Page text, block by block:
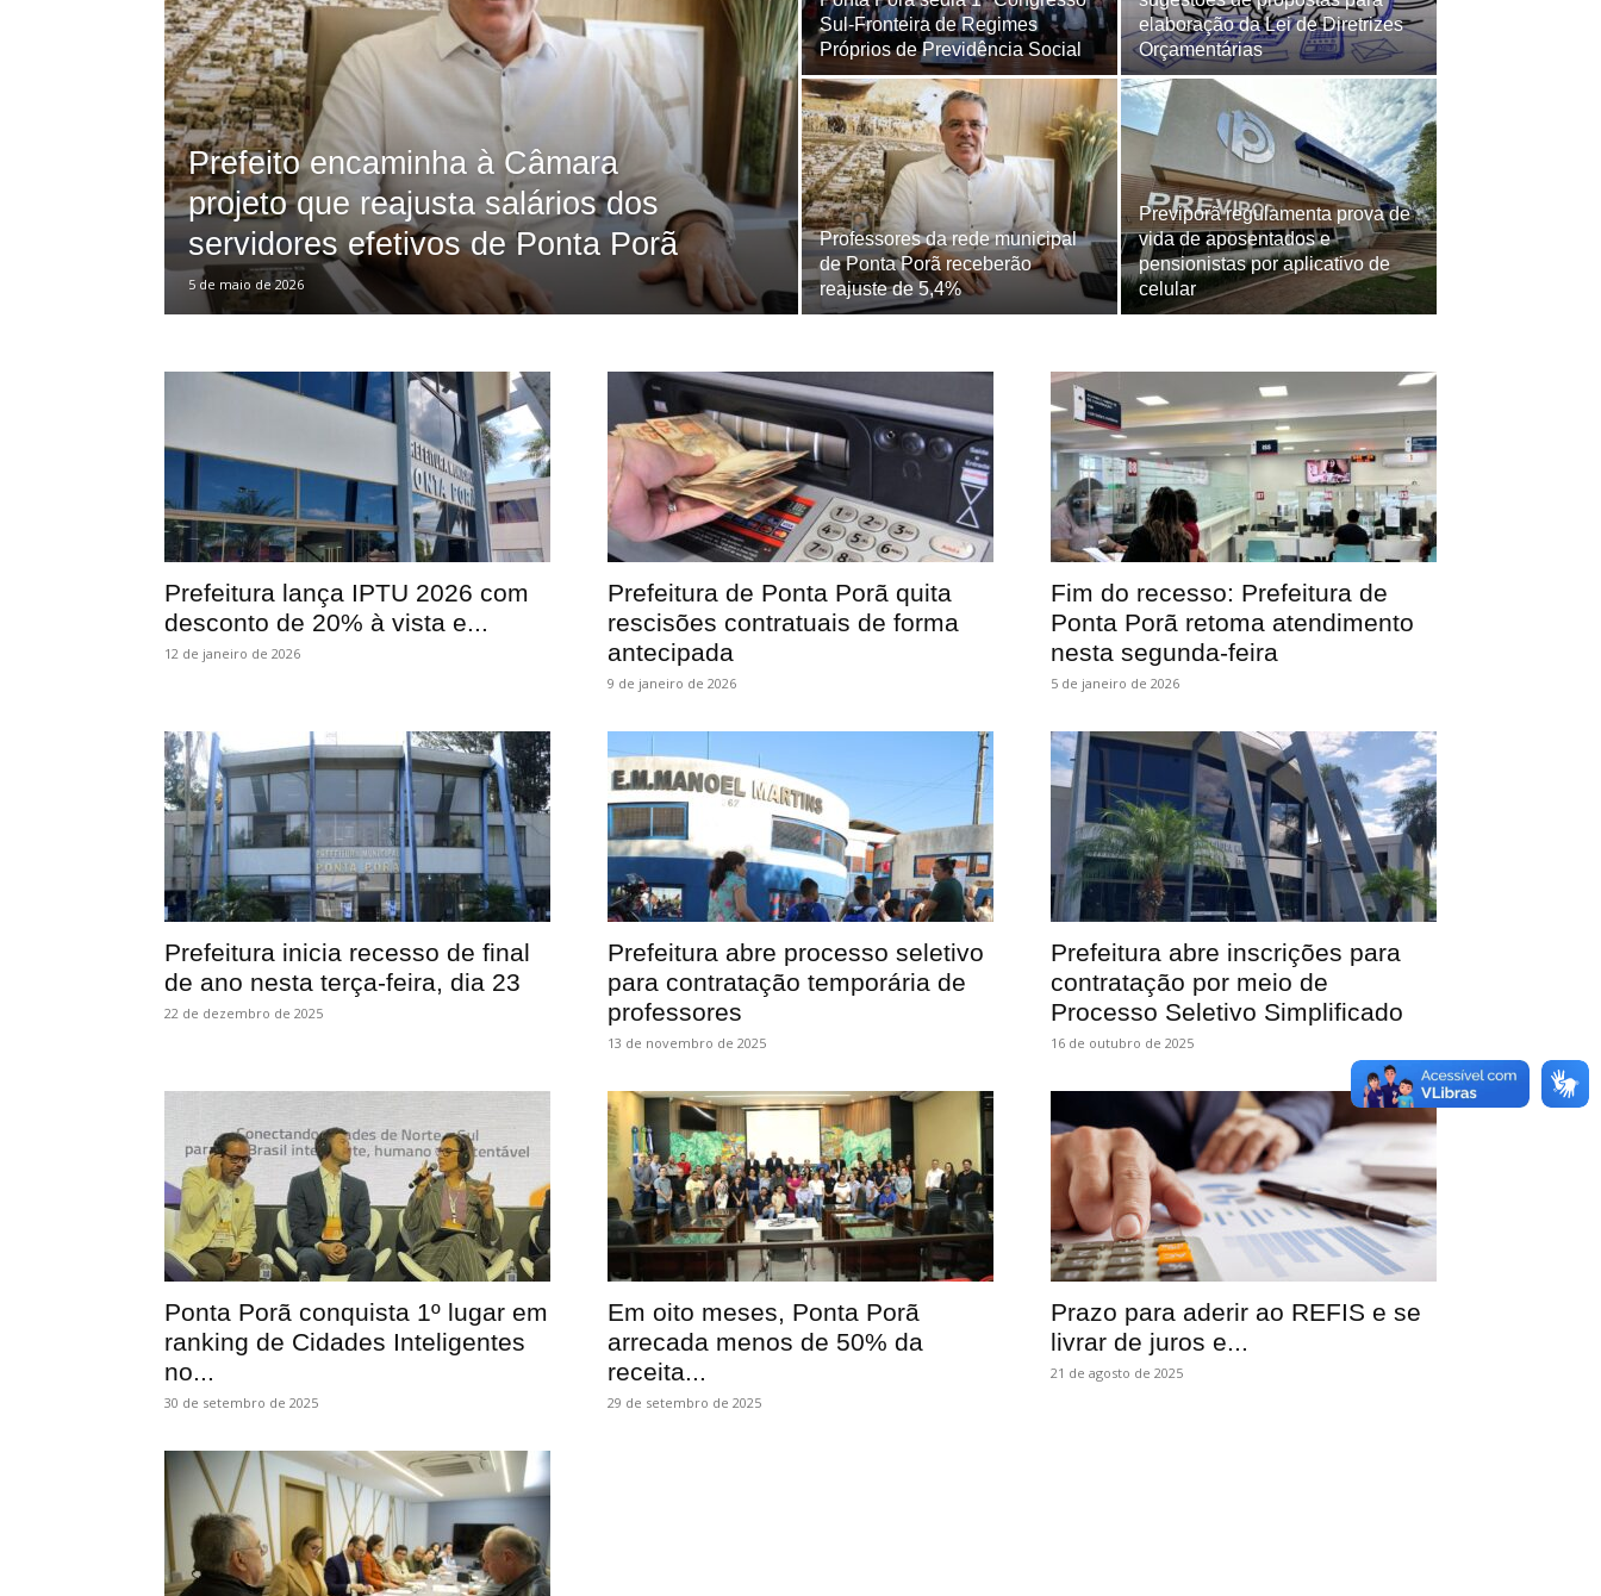
Porã
Prefeito encaminha à Câmara
projeto que reajusta salários dos
servidores efetivos de Ponta Porã
5 de maio de 2026
Sul-Fronteira de Regimes
Próprios de Previdência Social
elaboração da Lei de Diretrizes
Orçamentárias
Professores da rede municipal
de Ponta Porã receberão
reajuste de 5,4%
Previporã regulamenta prova de
vida de aposentados e
pensionistas por aplicativo de
celular
Prefeitura lança IPTU 2026 com
desconto de 20% à vista e...
12 de janeiro de 2026
Prefeitura de Ponta Porã quita
rescisões contratuais de forma
antecipada
9 de janeiro de 2026
Fim do recesso: Prefeitura de
Ponta Porã retoma atendimento
nesta segunda-feira
5 de janeiro de 2026
Prefeitura inicia recesso de final
de ano nesta terça-feira, dia 23
22 de dezembro de 2025
Prefeitura abre processo seletivo
para contratação temporária de
professores
13 de novembro de 2025
Prefeitura abre inscrições para
contratação por meio de
Processo Seletivo Simplificado
16 de outubro de 2025
Ponta Porã conquista 1º lugar em
ranking de Cidades Inteligentes
no...
30 de setembro de 2025
Em oito meses, Ponta Porã
arrecada menos de 50% da
receita...
29 de setembro de 2025
Prazo para aderir ao REFIS e se
livrar de juros e...
21 de agosto de 2025